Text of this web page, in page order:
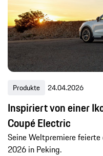
Produkte 24.04.2026
Inspiriert von einer
Coupé Electric
Seine Weltpremiere feierte
2026 in Peking.